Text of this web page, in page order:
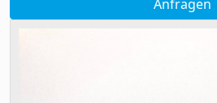
Anfragen